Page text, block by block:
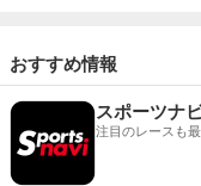
おすすめ情報
スポーツナ
注目のレースも